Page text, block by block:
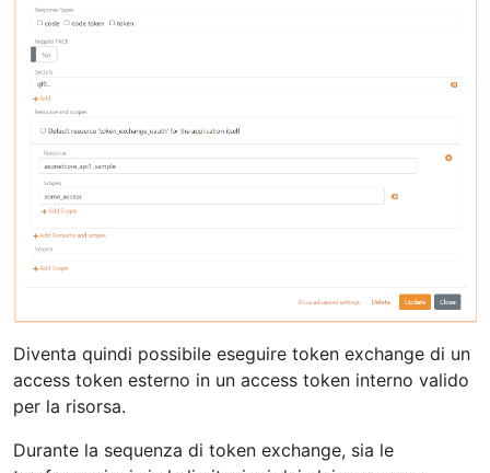
Diventa quindi possibile eseguire token exchange di un
access token esterno in un access token interno valido
per la risorsa.
Durante la sequenza di token exchange, sia le